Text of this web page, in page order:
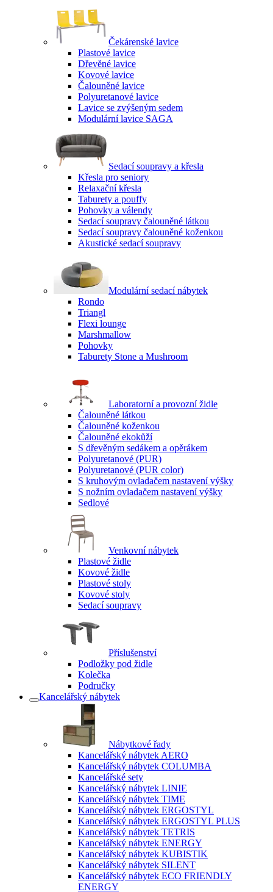
Čekárenské lavice
Plastové lavice
Dřevěné lavice
Kovové lavice
Čalouněné lavice
Polyuretanové lavice
Lavice se zvýšeným sedem
Modulární lavice SAGA
Sedací soupravy a křesla
Křesla pro seniory
Relaxační křesla
Taburety a pouffy
Pohovky a válendy
Sedací soupravy čalouněné látkou
Sedací soupravy čalouněné koženkou
Akustické sedací soupravy
Modulární sedací nábytek
Rondo
Triangl
Flexi lounge
Marshmallow
Pohovky
Taburety Stone a Mushroom
Laboratorní a provozní židle
Čalouněné látkou
Čalouněné koženkou
Čalouněné ekokůží
S dřevěným sedákem a opěrákem
Polyuretanové (PUR)
Polyuretanové (PUR color)
S kruhovým ovladačem nastavení výšky
S nožním ovladačem nastavení výšky
Sedlové
Venkovní nábytek
Plastové židle
Kovové židle
Plastové stoly
Kovové stoly
Sedací soupravy
Příslušenství
Podložky pod židle
Kolečka
Područky
Kancelářský nábytek
Nábytkové řady
Kancelářský nábytek AERO
Kancelářský nábytek COLUMBA
Kancelářské sety
Kancelářský nábytek LINIE
Kancelářský nábytek TIME
Kancelářský nábytek ERGOSTYL
Kancelářský nábytek ERGOSTYL PLUS
Kancelářský nábytek TETRIS
Kancelářský nábytek ENERGY
Kancelářský nábytek KUBISTIK
Kancelářský nábytek SILENT
Kancelářský nábytek ECO FRIENDLY
ENERGY